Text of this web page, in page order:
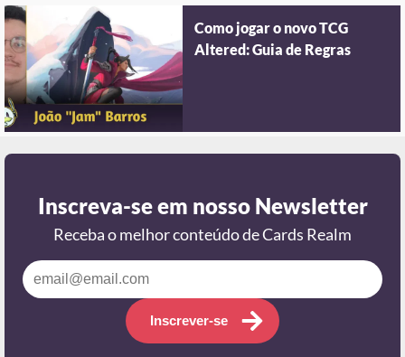
Como jogar o novo TCG
Altered: Guia de Regras
Inscreva-se em nosso Newsletter
Receba o melhor conteúdo de Cards Realm
Inscrever-se